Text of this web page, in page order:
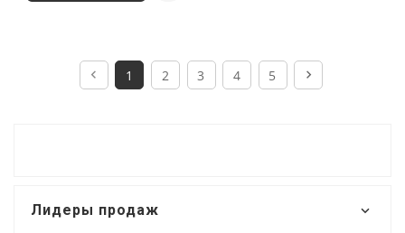
1 2 3 4 5
Лидеры продаж